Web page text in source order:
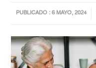
PUBLICADO : 6 MAYO, 2024